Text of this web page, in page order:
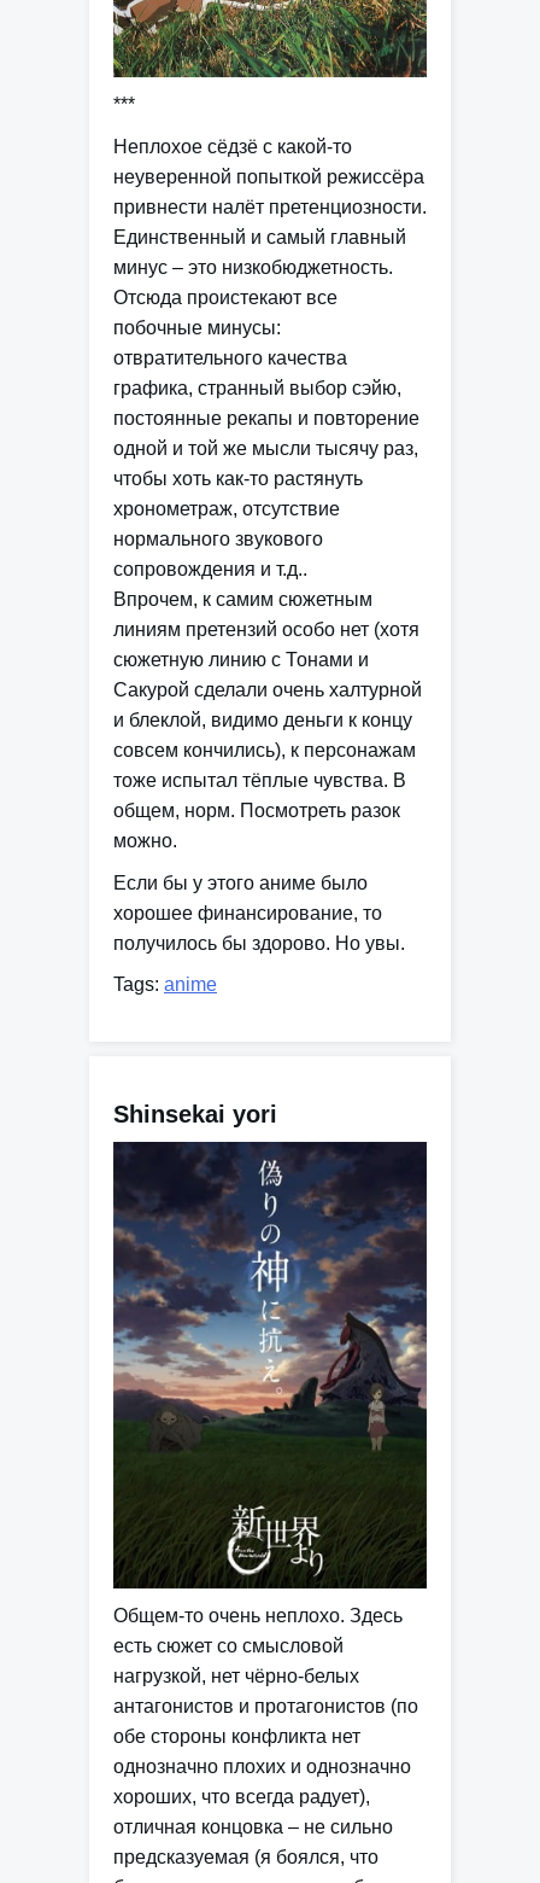
***
Неплохое сёдзё с какой-то
неуверенной попыткой режиссёра
привнести налёт претенциозности.
Единственный и самый главный
минус – это низкобюджетность.
Отсюда проистекают все
побочные минусы:
отвратительного качества
графика, странный выбор сэйю,
постоянные рекапы и повторение
одной и той же мысли тысячу раз,
чтобы хоть как-то растянуть
хронометраж, отсутствие
нормального звукового
сопровождения и т.д..
Впрочем, к самим сюжетным
линиям претензий особо нет (хотя
сюжетную линию с Тонами и
Сакурой сделали очень халтурной
и блеклой, видимо деньги к концу
совсем кончились), к персонажам
тоже испытал тёплые чувства. В
общем, норм. Посмотреть разок
можно.
Если бы у этого аниме было
хорошее финансирование, то
получилось бы здорово. Но увы.
Tags: anime
Shinsekai yori
Общем-то очень неплохо. Здесь
есть сюжет со смысловой
нагрузкой, нет чёрно-белых
антагонистов и протагонистов (по
обе стороны конфликта нет
однозначно плохих и однозначно
хороших, что всегда радует),
отличная концовка – не сильно
предсказуемая (я боялся, что